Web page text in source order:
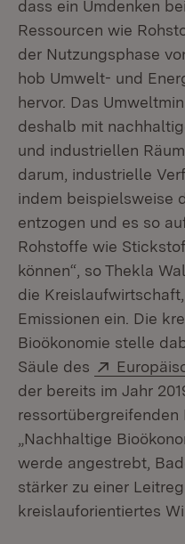
dass ein Umdenken
Ressourcen wie
der Nutzungsphase
hob Umwelt- und
hervor. Das
deshalb mit
und industriellen
darum, industrielle
indem beispielsweise
entzogen und es so
Rohstoffe wie
können“, so Thekla
die
Emissionen ein. Die
Bioökonomie stelle
Säule des
Extern:
der bereits im Jahr
ressortübergreifenden
„Nachhaltige
werde angestrebt,
stärker zu einer
kreislauforientiertes